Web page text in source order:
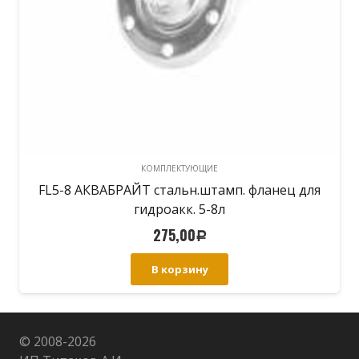
КОМПЛЕКТУЮЩИЕ
FL5-8 АКВАБРАЙТ стальн.штамп. фланец для
гидроакк. 5-8л
275,00Р
В корзину
© 2008-2026